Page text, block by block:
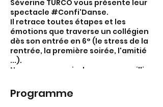
Séverine TURCO vous présente leur
spectacle #Confi'Danse.
Il retrace toutes étapes et les
émotions que traverse un collégien
dès son entrée en 6° (le stress de la
rentrée, la première soirée, l'amitié
...).
Nous serons ravis de vous accueillir
salle des Fêtes de Chaponost.
Programme